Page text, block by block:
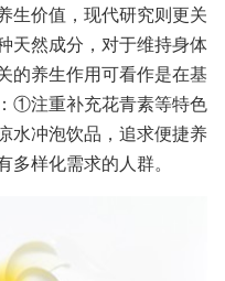
生价值，现代研究则更关
天然成分，对于维持身体
的养生作用可看作是在基
①注重补充花青素等特色
水冲泡饮品，追求便捷养
样化需求的人群。